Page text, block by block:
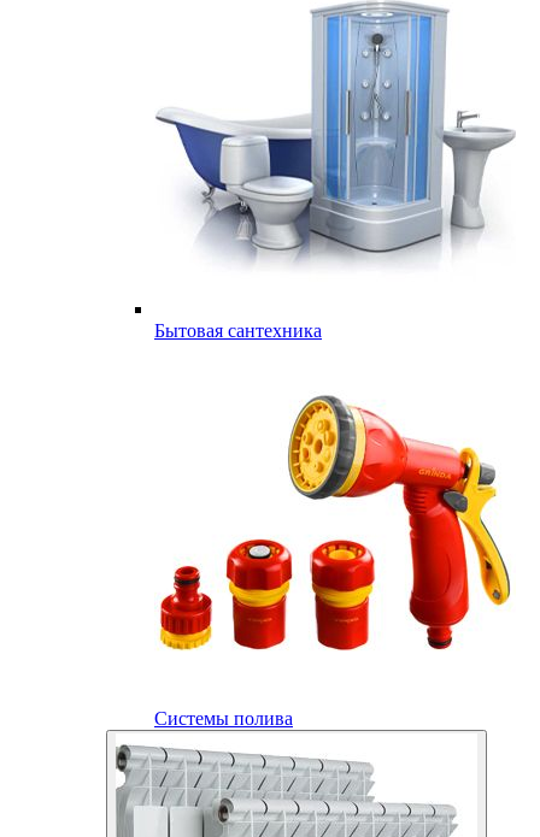
Бытовая сантехника
Системы полива